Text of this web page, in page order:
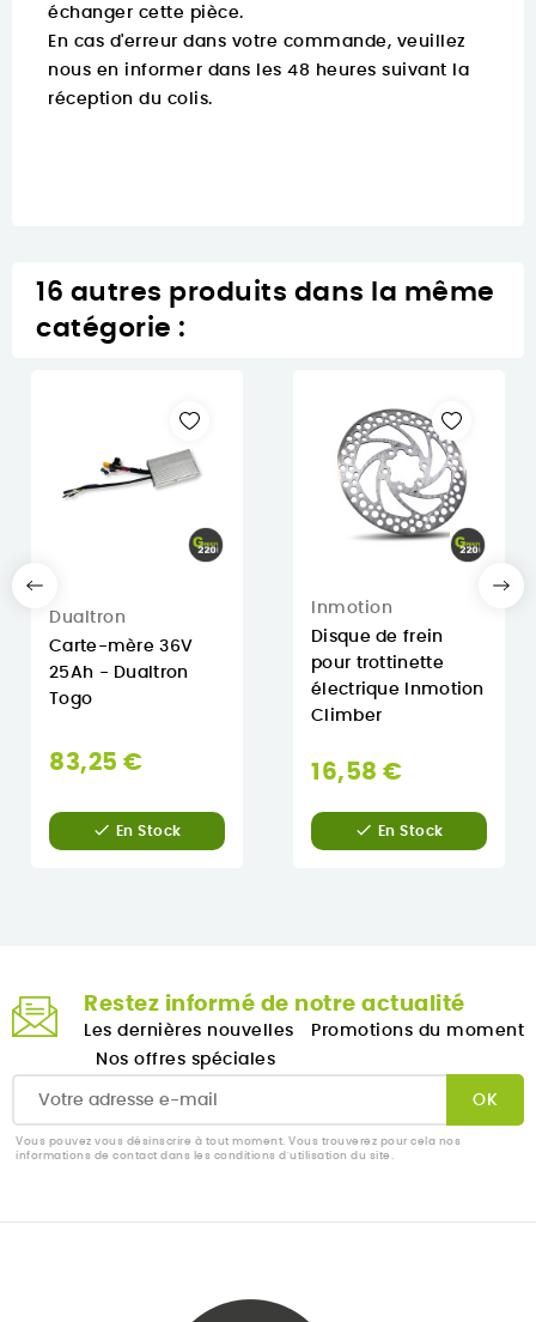
échanger cette pièce.
En cas d'erreur dans votre commande, veuillez
nous en informer dans les 48 heures suivant la
réception du colis.
16 autres produits dans la même
catégorie :
Dualtron
Carte-mère 36V
25Ah - Dualtron
Togo
83,25 €
 En Stock
Inmotion
Disque de frein
pour trottinette
électrique Inmotion
Climber
16,58 €
 En Stock
Restez informé de notre actualité
Les dernières nouvelles
Promotions du moment
Nos offres spéciales
Vous pouvez vous désinscrire à tout moment. Vous trouverez pour cela nos
informations de contact dans les conditions d'utilisation du site.